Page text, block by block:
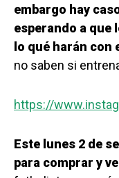
embargo hay
esperando a que
lo qué harán con
no saben si
https://
Este lunes 2 de
para comprar y